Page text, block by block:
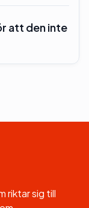
att den inte
riktar sig till